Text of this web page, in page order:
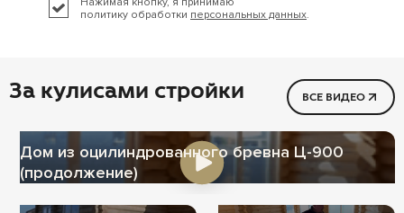
политику обработки персональных данных.
За кулисами стройки ВСЕ ВИДЕО
Дом из оцилиндрованного бревна Ц-900
(продолжение)